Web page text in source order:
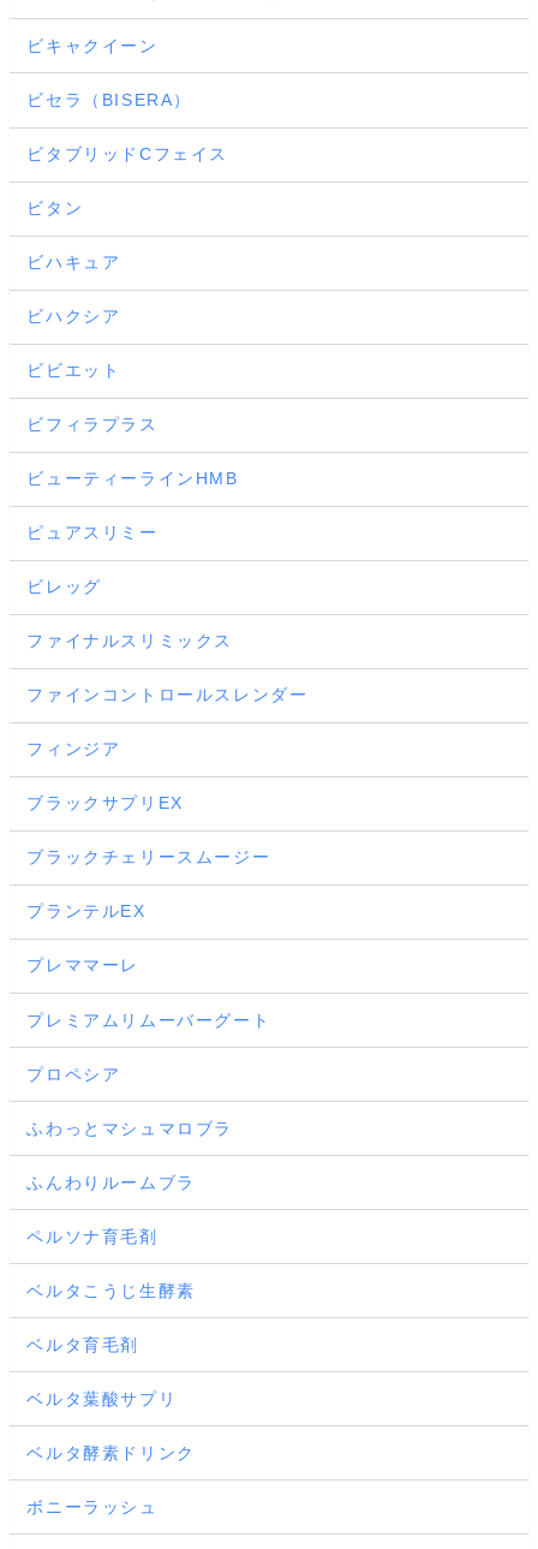
ビキャクイーン
ビセラ（BISERA）
ビタブリッドCフェイス
ビタン
ビハキュア
ビハクシア
ビビエット
ビフィラプラス
ビューティーラインHMB
ピュアスリミー
ビレッグ
ファイナルスリミックス
ファインコントロールスレンダー
フィンジア
ブラックサプリEX
ブラックチェリースムージー
プランテルEX
プレママーレ
プレミアムリムーバーグート
プロペシア
ふわっとマシュマロブラ
ふんわりルームブラ
ペルソナ育毛剤
ベルタこうじ生酵素
ベルタ育毛剤
ベルタ葉酸サプリ
ベルタ酵素ドリンク
ボニーラッシュ